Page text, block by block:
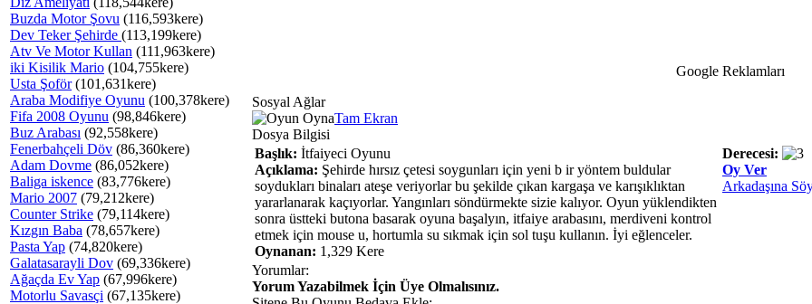
Buzda Motor Şovu (116,593kere)
Dev Teker Şehirde (113,199kere)
Atv Ve Motor Kullan (111,963kere)
iki Kisilik Mario (104,755kere)
Usta Şoför(101,631kere)
Araba Modifiye Oyunu (100,378kere)
Fifa 2008 Oyunu (98,846kere)
Buz Arabası (92,558kere)
Fenerbahçeli Döv (86,360kere)
Adam Dovme (86,052kere)
Baliga iskence (83,776kere)
Mario 2007 (79,212kere)
Counter Strike (79,114kere)
Kızgın Baba (78,657kere)
Pasta Yap (74,820kere)
Galatasarayli Dov (69,336kere)
Ağaçda Ev Yap (67,996kere)
Motorlu Savasçi (67,135kere)
Google Reklamları
Sosyal Ağlar
Tam Ekran
Dosya Bilgisi
Başlık: İtfaiyeci Oyunu
Açıklama: Şehirde hırsız çetesi soygunları için yeni b ir yöntem buldular
soydukları binaları ateşe veriyorlar bu şekilde çıkan kargaşa ve karışıklıktan
yararlanarak kaçıyorlar. Yangınları söndürmekte sizie kalıyor. Oyun yüklendikten
sonra üstteki butona basarak oyuna başalyın, itfaiye arabasını, merdiveni kontrol
etmek için mouse u, hortumla su sıkmak için sol tuşu kullanın. İyi eğlenceler.
Oynanan: 1,329 Kere
Derecesi:
Oy Ver
Arkadaşına
Yorumlar:
Yorum Yazabilmek İçin Üye Olmalısınız.